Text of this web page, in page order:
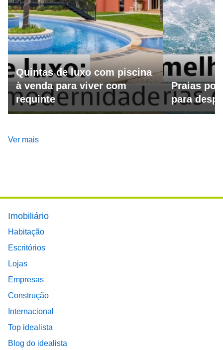
Quintas de luxo com piscina
à venda para viver com
requinte
Praias
para
Ver mais
Footer main menu
Imobiliário
Habitação
Escritórios
Lojas
Empresas
Construção
Internacional
Top idealista
Blog do idealista